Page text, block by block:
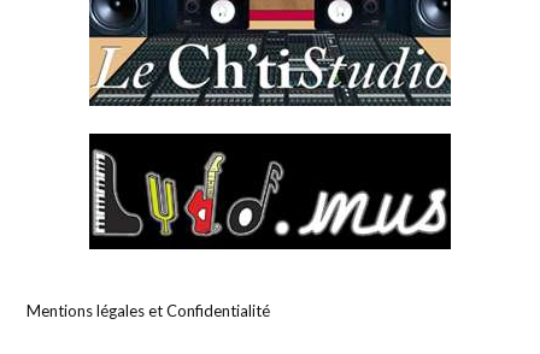
Mentions légales et Confidentialité